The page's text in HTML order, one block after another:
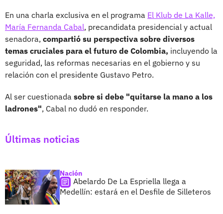
En una charla exclusiva en el programa El Klub de La Kalle,
María Fernanda Cabal, precandidata presidencial y actual
senadora, compartió su perspectiva sobre diversos
temas cruciales para el futuro de Colombia, incluyendo la
seguridad, las reformas necesarias en el gobierno y su
relación con el presidente Gustavo Petro.
Al ser cuestionada sobre si debe "quitarse la mano a los
ladrones", Cabal no dudó en responder.
Últimas noticias
Nación
Abelardo De La Espriella llega a
Medellín: estará en el Desfile de Silleteros